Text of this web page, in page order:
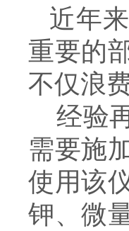
近年
重要的
不仅浪
经验
需要施
使用该
钾、微